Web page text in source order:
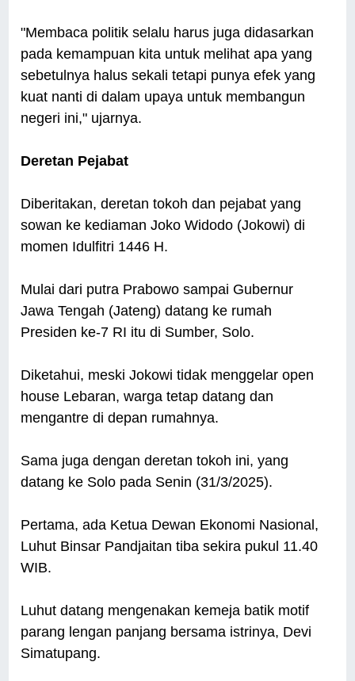
"Membaca politik selalu harus juga didasarkan
pada kemampuan kita untuk melihat apa yang
sebetulnya halus sekali tetapi punya efek yang
kuat nanti di dalam upaya untuk membangun
negeri ini," ujarnya.
Deretan Pejabat
Diberitakan, deretan tokoh dan pejabat yang
sowan ke kediaman Joko Widodo (Jokowi) di
momen Idulfitri 1446 H.
Mulai dari putra Prabowo sampai Gubernur
Jawa Tengah (Jateng) datang ke rumah
Presiden ke-7 RI itu di Sumber, Solo.
Diketahui, meski Jokowi tidak menggelar open
house Lebaran, warga tetap datang dan
mengantre di depan rumahnya.
Sama juga dengan deretan tokoh ini, yang
datang ke Solo pada Senin (31/3/2025).
Pertama, ada Ketua Dewan Ekonomi Nasional,
Luhut Binsar Pandjaitan tiba sekira pukul 11.40
WIB.
Luhut datang mengenakan kemeja batik motif
parang lengan panjang bersama istrinya, Devi
Simatupang.